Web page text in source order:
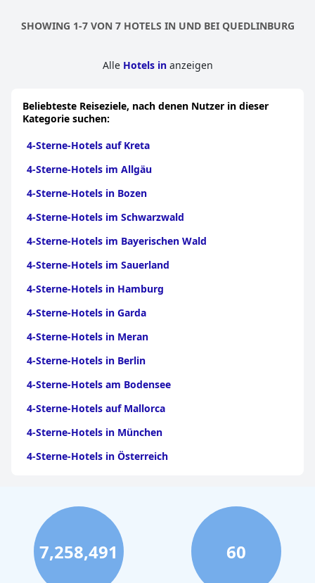
SHOWING 1-7 VON 7 HOTELS IN UND BEI QUEDLINBURG
Alle Hotels in anzeigen
Beliebteste Reiseziele, nach denen Nutzer in dieser
Kategorie suchen:
4-Sterne-Hotels auf Kreta
4-Sterne-Hotels im Allgäu
4-Sterne-Hotels in Bozen
4-Sterne-Hotels im Schwarzwald
4-Sterne-Hotels im Bayerischen Wald
4-Sterne-Hotels im Sauerland
4-Sterne-Hotels in Hamburg
4-Sterne-Hotels in Garda
4-Sterne-Hotels in Meran
4-Sterne-Hotels in Berlin
4-Sterne-Hotels am Bodensee
4-Sterne-Hotels auf Mallorca
4-Sterne-Hotels in München
4-Sterne-Hotels in Österreich
4-Sterne-Hotels im Moseltal
4-Sterne-Hotels in Bayern
4-Sterne-Hotels in Tirol
4-Sterne-Hotels an der Ostsee
7,258,491 60